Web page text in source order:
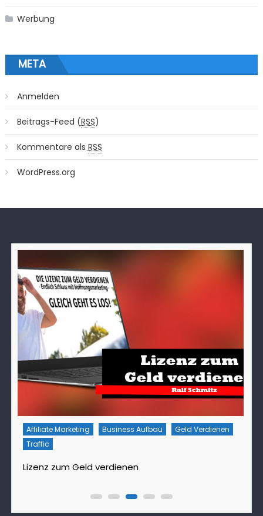
Werbung
META
Anmelden
Beitrags-Feed (RSS)
Kommentare als RSS
WordPress.org
Affiliate Marketing Business Aufbau
Geld Verdienen
Traffic
Lizenz zum Geld verdienen